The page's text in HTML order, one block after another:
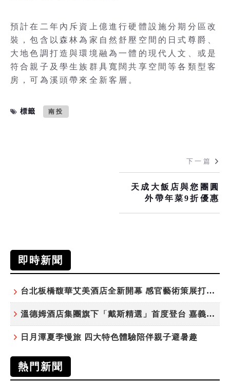
預計在二年內斥資上億進行硬體設施分期分區改
裝，包含以森林為家自然舒壓空間的日式尊爵、
大地色調打造與環境融為一體的現代人文、或是
符合親子及學生族群具寬闊共享空間等各類型客
房，可為溪頭帶來全新客層。
標籤 南投
下一篇
天成大飯店與您團圓
外帶年菜9折優惠
即時新聞
台北板橋馥華艾美酒店全新開幕 感官藝術策展打造旅居新風格
溫德姆酒店集團旗下「戴斯精選」首度登台 嘉義首店揭新幕
日月潭夏季慢旅 四大特色體驗陪伴親子避暑趣
熱門新聞